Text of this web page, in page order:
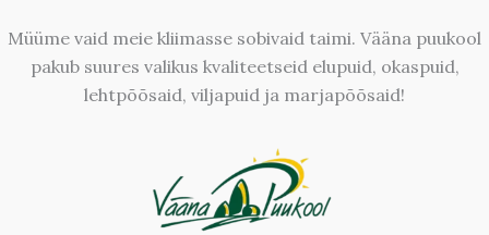
Müüme vaid meie kliimasse sobivaid taimi. Vääna puukool
pakub suures valikus kvaliteetseid elupuid, okaspuid,
lehtpõõsaid, viljapuid ja marjapõõsaid!